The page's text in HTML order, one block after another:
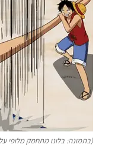
(בתמונה: בלונו מתחמק מלופי על